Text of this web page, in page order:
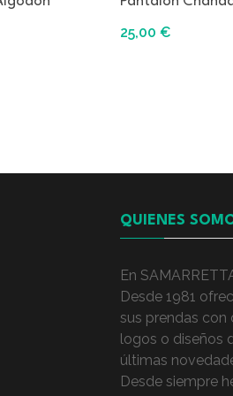
25,00 €
QUIENES
En
Desde 1981
sus prendas con
logos o diseños
últimas
Desde siempre